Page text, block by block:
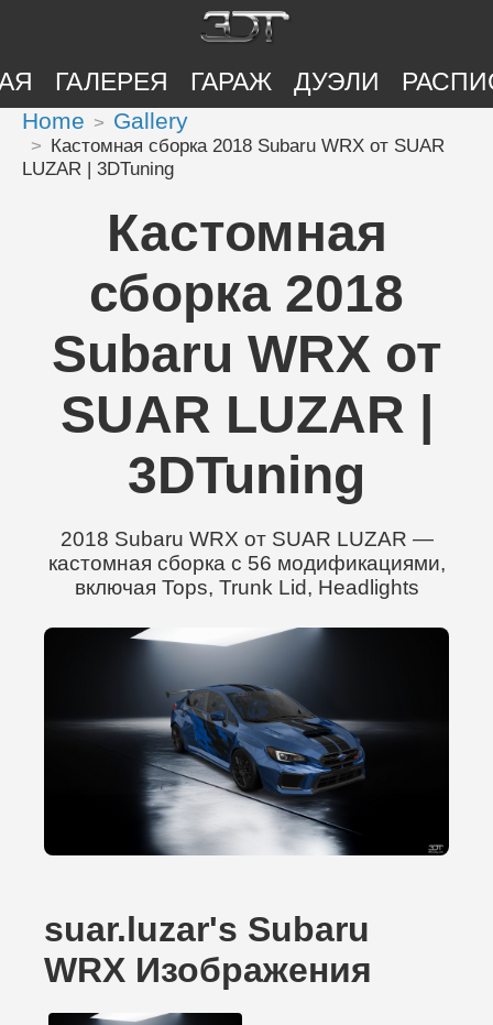
ГАЛЕРЕЯ ГАРАЖ ДУЭЛИ
Home Gallery
Кастомная сборка 2018 Subaru WRX от SUAR
LUZAR | 3DTuning
Кастомная
сборка 2018
Subaru WRX от
SUAR LUZAR |
3DTuning
2018 Subaru WRX от SUAR LUZAR —
кастомная сборка с 56 модификациями,
включая Tops, Trunk Lid, Headlights
suar.luzar's Subaru
WRX Изображения